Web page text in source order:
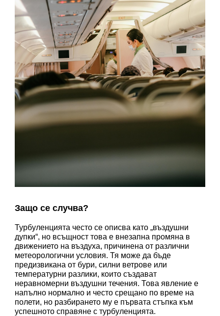
Защо се случва?
Турбуленцията често се описва като „въздушни
дупки“, но всъщност това е внезапна промяна в
движението на въздуха, причинена от различни
метеорологични условия. Тя може да бъде
предизвикана от бури, силни ветрове или
температурни разлики, които създават
неравномерни въздушни течения. Това явление е
напълно нормално и често срещано по време на
полети, но разбирането му е първата стъпка към
успешното справяне с турбуленцията.